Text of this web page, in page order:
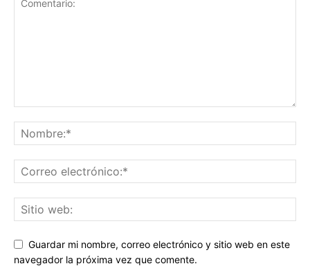
Guardar mi nombre, correo electrónico y sitio web en este
navegador la próxima vez que comente.